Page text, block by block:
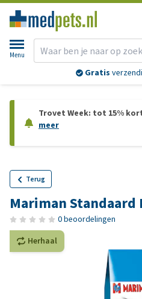
Menu
Gratis
Trovet Week: tot 15%
meer
Terug
Mariman Standaard
0 beoordelingen
Herhaal